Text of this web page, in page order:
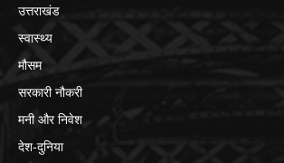
उत्तराखंड
स्वास्थ्य
मौसम
सरकारी नौकरी
मनी और निवेश
देश-दुनिया